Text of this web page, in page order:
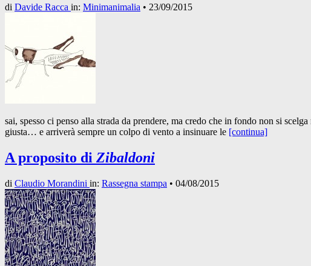
di Davide Racca in: Minimanimalia • 23/09/2015
sai, spesso ci penso alla strada da prendere, ma credo che in fondo non si
giusta… e arriverà sempre un colpo di vento a insinuare le [continua]
A proposito di Zibaldoni
di Claudio Morandini in: Rassegna stampa • 04/08/2015